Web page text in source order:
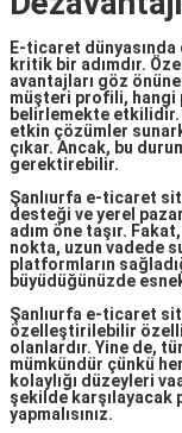
E-ticaret
kritik bir adımdır.
avantajları göz
müşteri profili, hangi
belirlemekte etkilidir.
etkin çözümler
çıkar. Ancak, bu
gerektirebilir.
Şanlıurfa e-ticaret
desteği ve yerel
adım öne taşır.
nokta, uzun vadede
platformların
büyüdüğünüzde
Şanlıurfa e-ticaret
özelleştirilebilir
olanlardır. Yine de,
mümkündür çünkü
kolaylığı düzeyleri
şekilde karşılayacak
yapmalısınız.